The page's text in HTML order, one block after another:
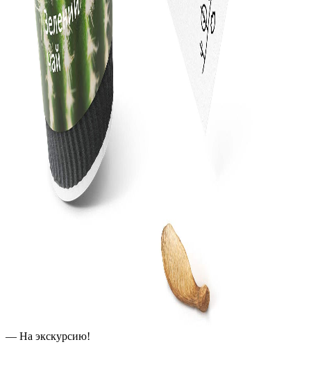
— На экскурсию!